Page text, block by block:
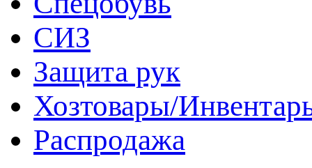
СИЗ
Защита рук
Хозтовары/
Распродажа